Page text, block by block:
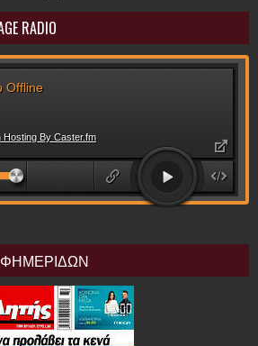
RADIO